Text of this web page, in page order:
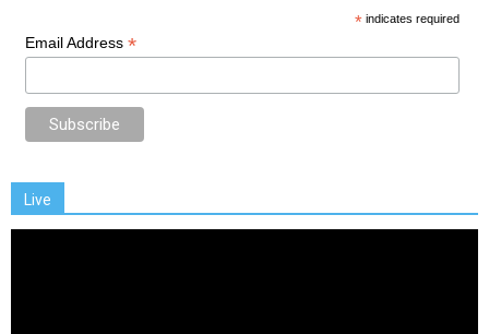
* indicates required
Email Address *
Live